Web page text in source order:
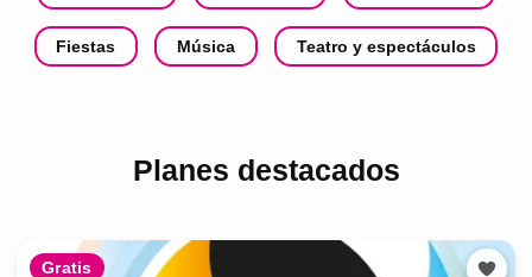
Fiestas Música Teatro y espectáculos
Planes destacados
Gratis